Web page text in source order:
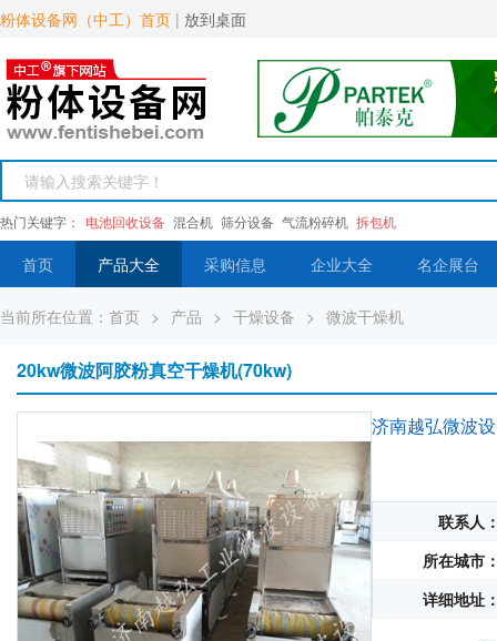
粉体设备网（中工）首页 | 放到桌面
热门关键字： 电池回收设备 混合机 筛分设备 气流粉碎机 拆包机
首页 产品大全 采购信息 企业大全 名企展台
当前所在位置： 首页 > 产品 > 干燥设备 > 微波干燥机
20kw微波阿胶粉真空干燥机(70kw)
济南越弘微波
联系人
所在城市
详细地址